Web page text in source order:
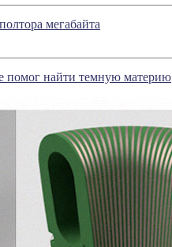
мегабайта
найти темную материю